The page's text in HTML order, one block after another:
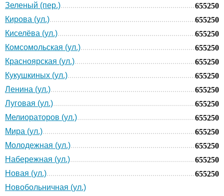
Зеленый (пер.)
655250
Кирова (ул.)
655250
Киселёва (ул.)
655250
Комсомольская (ул.)
655250
Красноярская (ул.)
655250
Кукушкиных (ул.)
655250
Ленина (ул.)
655250
Луговая (ул.)
655250
Мелиораторов (ул.)
655250
Мира (ул.)
655250
Молодежная (ул.)
655250
Набережная (ул.)
655250
Новая (ул.)
655250
Новобольничная (ул.)